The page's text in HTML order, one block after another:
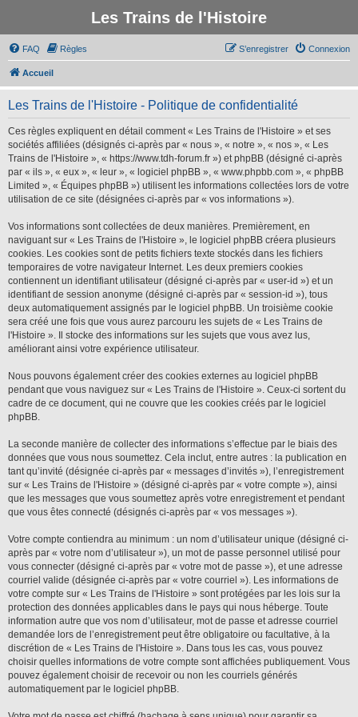
Les Trains de l'Histoire
FAQ Règles Connexion
S’enregistrer
Accueil
Les Trains de l'Histoire - Politique de confidentialité
Ces règles expliquent en détail comment « Les Trains de l'Histoire » et ses
sociétés affiliées (désignés ci-après par « nous », « notre », « nos », « Les
Trains de l'Histoire », « https://www.tdh-forum.fr ») et phpBB (désigné ci-après
par « ils », « eux », « leur », « logiciel phpBB », « www.phpbb.com », « phpBB
Limited », « Équipes phpBB ») utilisent les informations collectées lors de votre
utilisation de ce site (désignées ci-après par « vos informations »).
Vos informations sont collectées de deux manières. Premièrement, en
naviguant sur « Les Trains de l'Histoire », le logiciel phpBB créera plusieurs
cookies. Les cookies sont de petits fichiers texte stockés dans les fichiers
temporaires de votre navigateur Internet. Les deux premiers cookies
contiennent un identifiant utilisateur (désigné ci-après par « user-id ») et un
identifiant de session anonyme (désigné ci-après par « session-id »), tous
deux automatiquement assignés par le logiciel phpBB. Un troisième cookie
sera créé une fois que vous aurez parcouru les sujets de « Les Trains de
l'Histoire ». Il stocke des informations sur les sujets que vous avez lus,
améliorant ainsi votre expérience utilisateur.
Nous pouvons également créer des cookies externes au logiciel phpBB
pendant que vous naviguez sur « Les Trains de l'Histoire ». Ceux-ci sortent du
cadre de ce document, qui ne couvre que les cookies créés par le logiciel
phpBB.
La seconde manière de collecter des informations s’effectue par le biais des
données que vous nous soumettez. Cela inclut, entre autres : la publication en
tant qu’invité (désignée ci-après par « messages d’invités »), l’enregistrement
sur « Les Trains de l'Histoire » (désigné ci-après par « votre compte »), ainsi
que les messages que vous soumettez après votre enregistrement et pendant
que vous êtes connecté (désignés ci-après par « vos messages »).
Votre compte contiendra au minimum : un nom d’utilisateur unique (désigné ci-
après par « votre nom d’utilisateur »), un mot de passe personnel utilisé pour
vous connecter (désigné ci-après par « votre mot de passe »), et une adresse
courriel valide (désignée ci-après par « votre courriel »). Les informations de
votre compte sur « Les Trains de l'Histoire » sont protégées par les lois sur la
protection des données applicables dans le pays qui nous héberge. Toute
information autre que vos nom d’utilisateur, mot de passe et adresse courriel
demandée lors de l’enregistrement peut être obligatoire ou facultative, à la
discrétion de « Les Trains de l'Histoire ». Dans tous les cas, vous pouvez
choisir quelles informations de votre compte sont affichées publiquement. Vous
pouvez également choisir de recevoir ou non les courriels générés
automatiquement par le logiciel phpBB.